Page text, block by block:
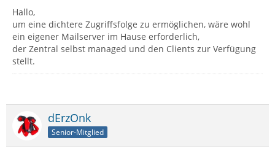
Hallo,
um eine dichtere Zugriffsfolge zu ermöglichen, wäre wohl
ein eigener Mailserver im Hause erforderlich,
der Zentral selbst managed und den Clients zur Verfügung
stellt.
dErzOnk
Senior-Mitglied